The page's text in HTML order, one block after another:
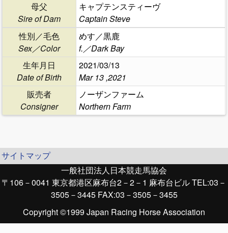
母父
Sire of Dam
キャプテンスティーヴ
Captain Steve
性別／毛色
Sex／Color
めす／黒鹿
f.／Dark Bay
生年月日
Date of Birth
2021/03/13
Mar 13 ,2021
販売者
Consigner
ノーザンファーム
Northern Farm
サイトマップ
一般社団法人日本競走馬協会
〒106－0041 東京都港区麻布台2－2－1 麻布台ビル TEL:03－
3505－3445 FAX:03－3505－3455
Copyright ©1999 Japan Racing Horse Association